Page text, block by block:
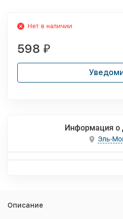
Нет в наличии
598 ₽
Информация о
Эль-
Описание